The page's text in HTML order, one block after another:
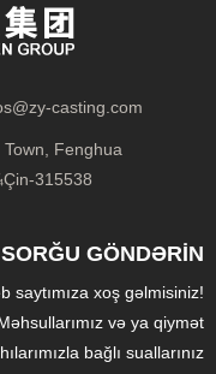
casting.com
Fenghua
315538
SORĞU GÖNDƏRIN
saytımıza xoş gəlmisiniz!
və ya qiymət
bağlı suallarınız